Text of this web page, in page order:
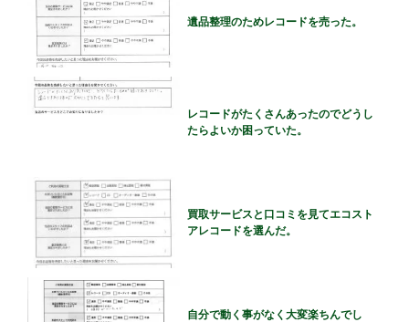
遺品整理のためレコードを売った。
レコードがたくさんあったのでどうし
たらよいか困っていた。
買取サービスと口コミを見てエコスト
アレコードを選んだ。
自分で動く事がなく大変楽ちんでし